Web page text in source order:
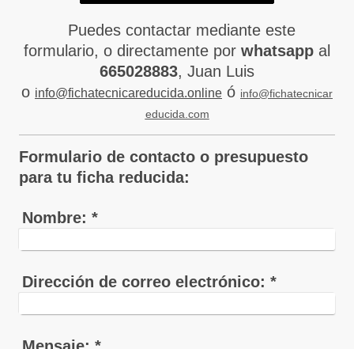
Puedes contactar mediante este
formulario, o directamente por whatsapp al
665028883, Juan Luis
o info@fichatecnicareducida.online ó info@fichatecnicar
educida.com
Formulario de contacto o presupuesto
para tu ficha reducida:
Nombre: *
Dirección de correo electrónico: *